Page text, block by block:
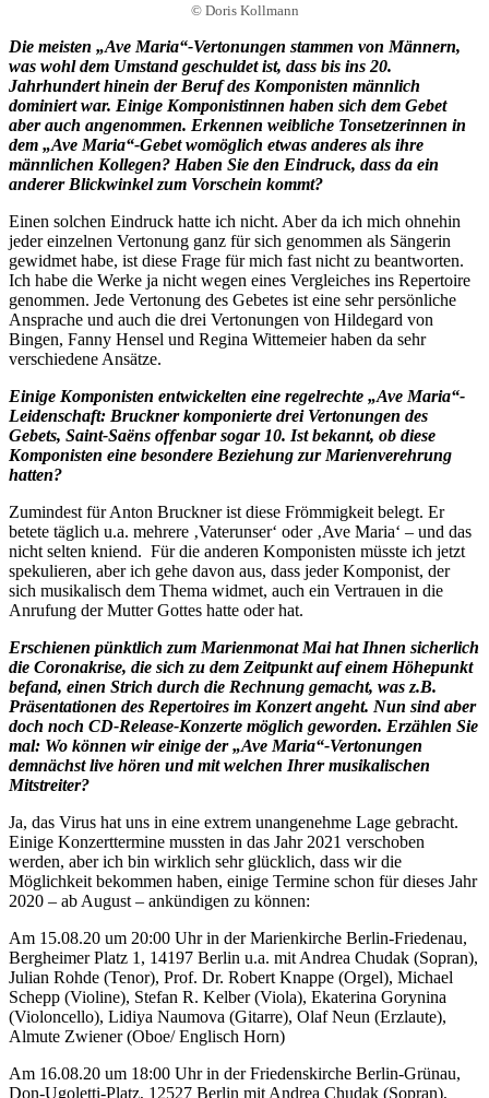
© Doris Kollmann
Die meisten „Ave Maria“-Vertonungen stammen von Männern,
was wohl dem Umstand geschuldet ist, dass bis ins 20.
Jahrhundert hinein der Beruf des Komponisten männlich
dominiert war. Einige Komponistinnen haben sich dem Gebet
aber auch angenommen. Erkennen weibliche Tonsetzerinnen in
dem „Ave Maria“-Gebet womöglich etwas anderes als ihre
männlichen Kollegen? Haben Sie den Eindruck, dass da ein
anderer Blickwinkel zum Vorschein kommt?
Einen solchen Eindruck hatte ich nicht. Aber da ich mich ohnehin
jeder einzelnen Vertonung ganz für sich genommen als Sängerin
gewidmet habe, ist diese Frage für mich fast nicht zu beantworten.
Ich habe die Werke ja nicht wegen eines Vergleiches ins Repertoire
genommen. Jede Vertonung des Gebetes ist eine sehr persönliche
Ansprache und auch die drei Vertonungen von Hildegard von
Bingen, Fanny Hensel und Regina Wittemeier haben da sehr
verschiedene Ansätze.
Einige Komponisten entwickelten eine regelrechte „Ave Maria“-
Leidenschaft: Bruckner komponierte drei Vertonungen des
Gebets, Saint-Saëns offenbar sogar 10. Ist bekannt, ob diese
Komponisten eine besondere Beziehung zur Marienverehrung
hatten?
Zumindest für Anton Bruckner ist diese Frömmigkeit belegt. Er
betete täglich u.a. mehrere ‚Vaterunser‘ oder ‚Ave Maria‘ – und das
nicht selten kniend. Für die anderen Komponisten müsste ich jetzt
spekulieren, aber ich gehe davon aus, dass jeder Komponist, der
sich musikalisch dem Thema widmet, auch ein Vertrauen in die
Anrufung der Mutter Gottes hatte oder hat.
Erschienen pünktlich zum Marienmonat Mai hat Ihnen sicherlich
die Coronakrise, die sich zu dem Zeitpunkt auf einem Höhepunkt
befand, einen Strich durch die Rechnung gemacht, was z.B.
Präsentationen des Repertoires im Konzert angeht. Nun sind aber
doch noch CD-Release-Konzerte möglich geworden. Erzählen Sie
mal: Wo können wir einige der „Ave Maria“-Vertonungen
demnächst live hören und mit welchen Ihrer musikalischen
Mitstreiter?
Ja, das Virus hat uns in eine extrem unangenehme Lage gebracht.
Einige Konzerttermine mussten in das Jahr 2021 verschoben
werden, aber ich bin wirklich sehr glücklich, dass wir die
Möglichkeit bekommen haben, einige Termine schon für dieses Jahr
2020 – ab August – ankündigen zu können:
Am 15.08.20 um 20:00 Uhr in der Marienkirche Berlin-Friedenau,
Bergheimer Platz 1, 14197 Berlin u.a. mit Andrea Chudak (Sopran),
Julian Rohde (Tenor), Prof. Dr. Robert Knappe (Orgel), Michael
Schepp (Violine), Stefan R. Kelber (Viola), Ekaterina Gorynina
(Violoncello), Lidiya Naumova (Gitarre), Olaf Neun (Erzlaute),
Almute Zwiener (Oboe/ Englisch Horn)
Am 16.08.20 um 18:00 Uhr in der Friedenskirche Berlin-Grünau,
Don-Ugoletti-Platz, 12527 Berlin mit Andrea Chudak (Sopran),